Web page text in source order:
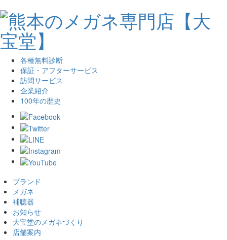
各種無料診断
保証・アフターサービス
訪問サービス
企業紹介
100年の歴史
ブランド
メガネ
補聴器
お知らせ
大宝堂のメガネづくり
店舗案内